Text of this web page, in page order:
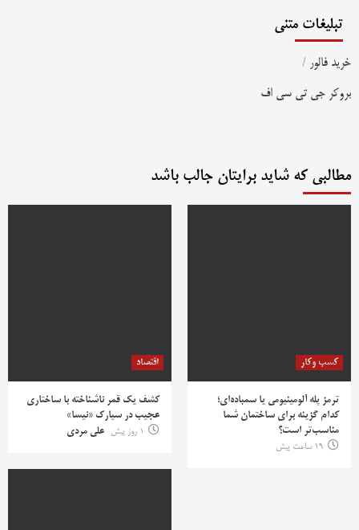
تبلیغات متنی
خرید فالور /
بروکر جی تی سی اف
مطالبی که شاید برایتان جالب باشد
کسب وکار
ترمز پله آلومینیومی یا سمباده‌ای؛
کدام گزینه برای ساختمان شما
مناسب‌تر است؟
19 ساعت پیش
اقتصاد
کشف یک قمر ناشناخته با ساختاری
عجیب در سیارک «نیسا»
1 روز پیش
علی مردی